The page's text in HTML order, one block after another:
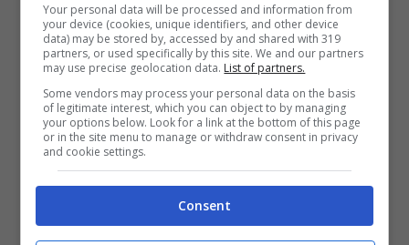
Chiara Ferragni e Fedez,
pronti a girare la seconda
stagione delle docu-serie?
Non disdegnano poi eventi mondani, ma il
momento più bello di ogni serata, di un
viaggio è il ritorno dai loro amatissimi bimbi.
Your personal data will be processed and information from
your device (cookies, unique identifiers, and other device
data) may be stored by, accessed by and shared with 319
partners, or used specifically by this site. We and our partners
may use precise geolocation data. List of partners.
Some vendors may process your personal data on the basis
of legitimate interest, which you can object to by managing
your options below. Look for a link at the bottom of this page
or in the site menu to manage or withdraw consent in privacy
and cookie settings.
Consent